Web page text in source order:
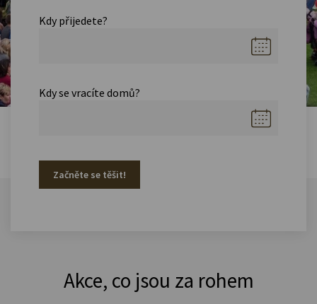
Kdy přijedete?
Kdy se vracíte domů?
Začněte se těšit!
Akce, co jsou za rohem